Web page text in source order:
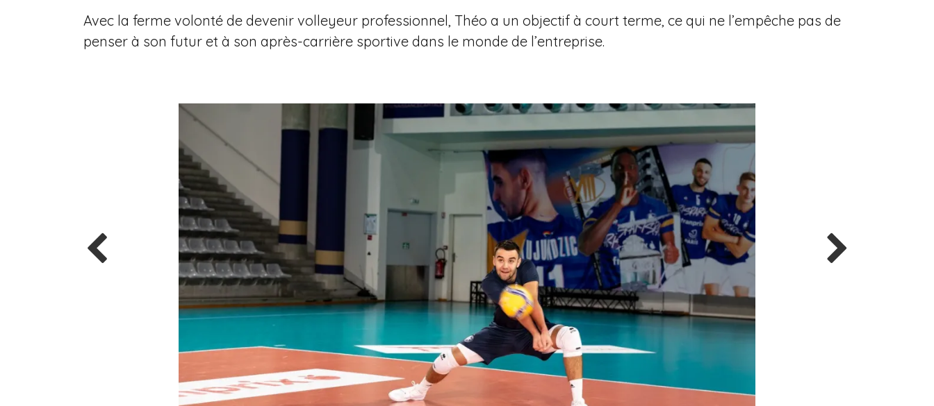
Avec la ferme volonté de devenir volleyeur professionnel, Théo a un objectif à court terme, ce qui ne l’empêche pas de
penser à son futur et à son après-carrière sportive dans le monde de l’entreprise.